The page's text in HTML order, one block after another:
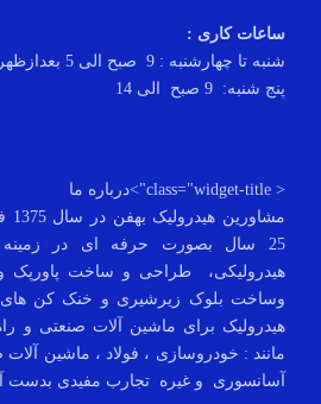
ساعات کاری :
شنبه تا چهارشنبه : 9 صبح الی 5 بعدازظهر
پنج شنبه: 9 صبح الی 14
< class="widget-title">درباره ما
25 سال بصورت حرفه ای در
هیدرولیکی، طراحی و ساخت پاورپک
وساخت بلوک زیرشیری و خنک کن
هیدرولیک برای ماشین آلات صنعتی و
مانند : خودروسازی ، فولاد ، ماشین
آسانسوری و غیره تجارب مفیدی بدست